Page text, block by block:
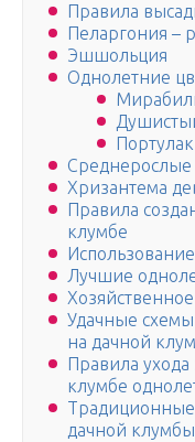
Правила
Пеларгония –
Эшшольция
Однолетние
Портулак
Хризантема
Правила
клумбе
Лучшие
Удачные
на дачной
Правила
клумбе
дачной клумбы